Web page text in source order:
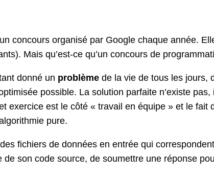
concours organisé par Google chaque année.
Mais qu’est-ce qu’un concours de
donné un problème de la vie de tous les jours,
possible. La solution parfaite n’existe
exercice est le côté « travail en équipe » et le fait
pure.
fichiers de données en entrée qui
de son code source, de soumettre une réponse